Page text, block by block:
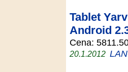
Tablet
Android
Cena:
20.1.2012